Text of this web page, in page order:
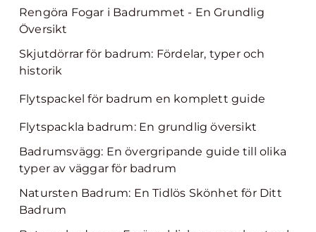
Rengöra Fogar i Badrummet - En Grundlig
Översikt
Skjutdörrar för badrum: Fördelar, typer och
historik
Flytspackel för badrum en komplett guide
Flytspackla badrum: En grundlig översikt
Badrumsvägg: En övergripande guide till olika
typer av väggar för badrum
Natursten Badrum: En Tidlös Skönhet för Ditt
Badrum